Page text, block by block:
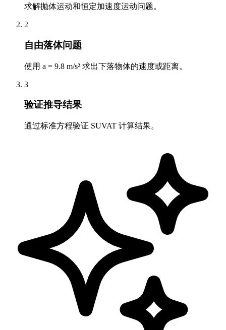
求解抛体运动和恒定加速度运动问题。
2
自由落体问题
使用 a = 9.8 m/s² 求出下落物体的速度或距离。
3
验证推导结果
通过标准方程验证 SUVAT 计算结果。